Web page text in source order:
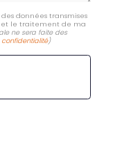
données transmises
et le traitement de ma
ne sera faite des
)